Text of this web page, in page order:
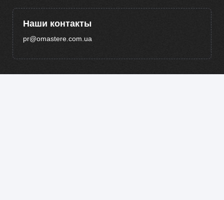
Наши контакты
pr@omastere.com.ua